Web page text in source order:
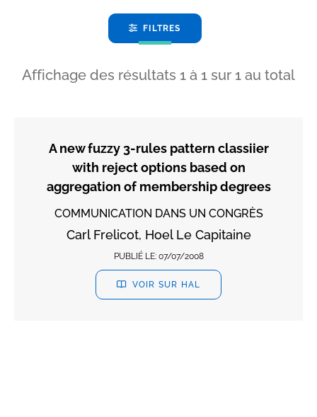
FILTRES
Affichage des résultats 1 à 1 sur 1 au total
A new fuzzy 3-rules pattern classiier
with reject options based on
aggregation of membership degrees
COMMUNICATION DANS UN CONGRÈS
Carl Frelicot, Hoel Le Capitaine
PUBLIÉ LE: 07/07/2008
VOIR SUR HAL